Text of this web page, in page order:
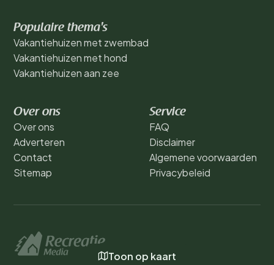
Toon op kaart
Populaire thema's
Vakantiehuizen met zwembad
Vakantiehuizen met hond
Vakantiehuizen aan zee
Over ons
Over ons
Adverteren
Contact
Sitemap
Service
FAQ
Disclaimer
Algemene voorwaarden
Privacybeleid